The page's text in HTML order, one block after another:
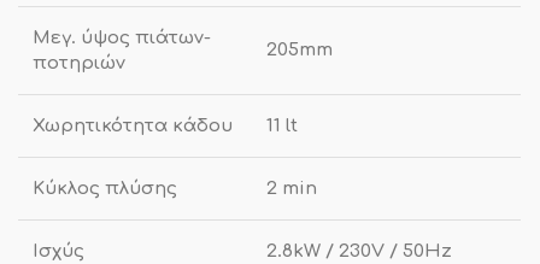
Μεγ. ύψος πιάτων-
ποτηριών
205mm
Χωρητικότητα κάδου 11 lt
Κύκλος πλύσης 2 min
Ισχύς 2.8kW / 230V / 50Hz